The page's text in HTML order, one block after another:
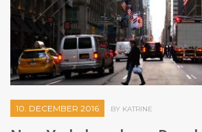
10. DECEMBER 2016 BY KATRINE